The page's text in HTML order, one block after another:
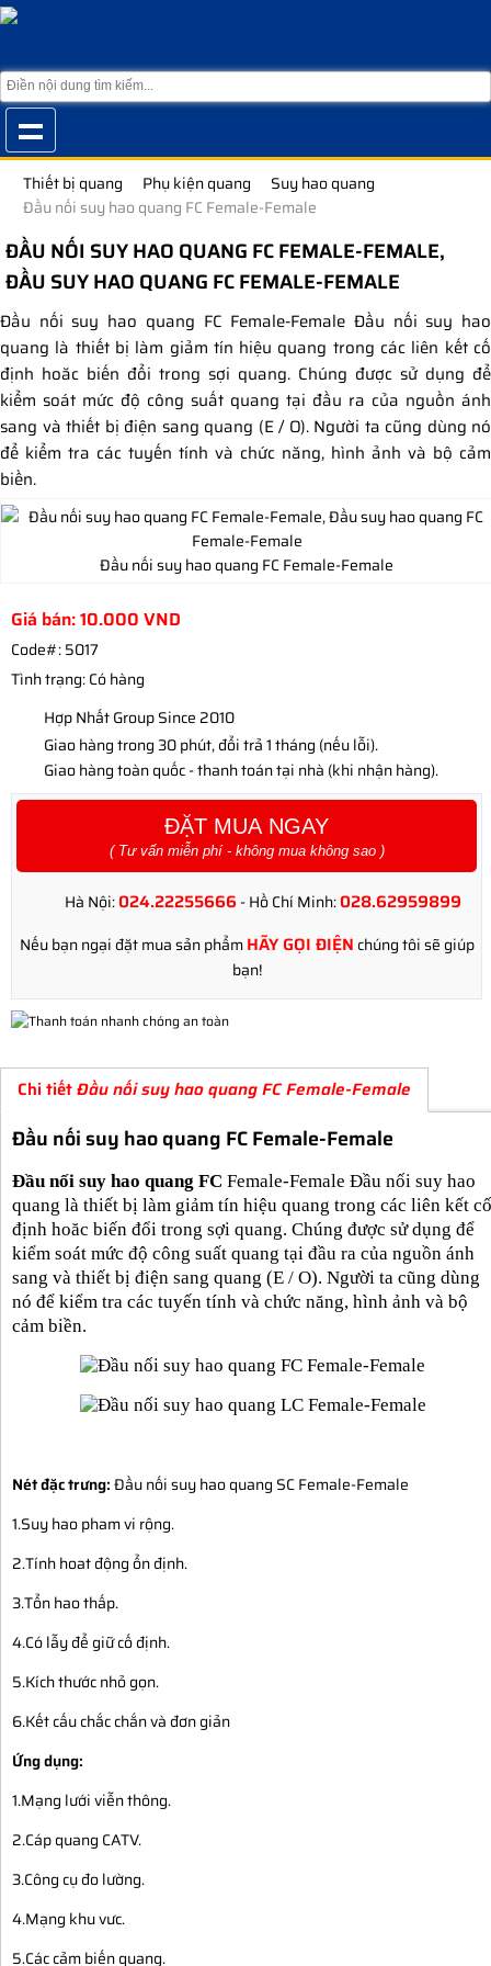
Thiết bị quang Phụ kiện quang
Suy hao quang
Đầu nối suy hao quang FC Female-Female
ĐẦU NỐI SUY HAO QUANG FC FEMALE-FEMALE,
ĐẦU SUY HAO QUANG FC FEMALE-FEMALE
Đầu nối suy hao quang FC Female-Female Đầu nối suy hao
quang là thiết bị làm giảm tín hiệu quang trong các liên kết cố
định hoăc biến đổi trong sợi quang. Chúng được sử dụng để
kiểm soát mức độ công suất quang tại đầu ra của nguồn ánh
sang và thiết bị điện sang quang (E / O). Người ta cũng dùng nó
để kiểm tra các tuyến tính và chức năng, hình ảnh và bộ cảm
biền.
Đầu nối suy hao quang FC Female-Female
Giá bán:10.000 VND
Code#:5017
Tình trạng:Có hàng
Hợp Nhất Group Since 2010
Giao hàng trong 30 phút, đổi trả 1 tháng (nếu lỗi).
Giao hàng toàn quốc - thanh toán tại nhà (khi nhận hàng).
ĐẶT MUA NGAY
( Tư vấn miễn phí - không mua không sao )
Hà Nội:024.22255666 - Hồ Chí Minh:028.62959899
Nếu bạn ngại đặt mua sản phẩmHÃY GỌI ĐIỆN chúng tôi sẽ giúp
bạn!
Chi tiếtĐầu nối suy hao quang FC Female-Female
Đầu nối suy hao quang FC Female-Female
Đầu nối suy hao quang FC Female-Female Đầu nối suy hao
quang là thiết bị làm giảm tín hiệu quang trong các liên kết cố
định hoăc biến đổi trong sợi quang. Chúng được sử dụng để
kiểm soát mức độ công suất quang tại đầu ra của nguồn ánh
sang và thiết bị điện sang quang (E / O). Người ta cũng dùng
nó để kiểm tra các tuyến tính và chức năng, hình ảnh và bộ
cảm biền.
Nét đặc trưng:Đầu nối suy hao quang SC Female-Female
1.Suy hao pham vi rộng.
2.Tính hoat động ổn định.
3.Tổn hao thấp.
4.Có lẫy để giữ cố định.
5.Kích thước nhỏ gọn.
6.Kết cấu chắc chắn và đơn giản
Ứng dụng:
1.Mạng lưới viễn thông.
2.Cáp quang CATV.
3.Công cụ đo lường.
4.Mạng khu vưc.
5.Các cảm biến quang.